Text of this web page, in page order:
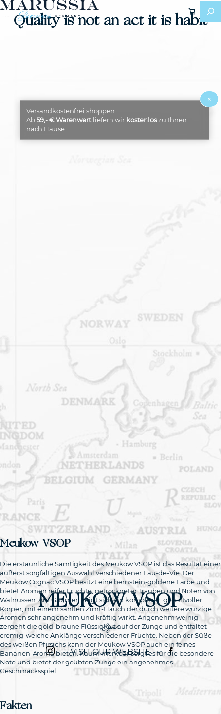
Versandkostenfrei shoppen
Ab59,- € Warenwertliefern wir kostenloszu Ihnen
nach Hause.
×
MEUKOW VSOP
Cognac
VISIT OUR WEBSITE
Quality is not an act it is habit
Meukow VSOP
Die erstaunliche Samtigkeit des Meukow VSOP ist das Resultat einer
äußerst sorgfältigen Auswahl verschiedener Eau-de-Vie. Der
Meukow Cognac VSOP besitzt eine bernstein-goldene Farbe und
bietet Aromen reifer Früchte, getrockneter Trauben und Noten von
Walnüssen. Am Gaumen zeigt sich ein komplexer, gehaltvoller
Körper, mit einem sanften Zimt-Hauch der durch weitere würzige
Aromen sehr angenehm und kräftig wirkt. Angenehm weinig
zergeht die gold-braune Flüssigkeit auf der Zunge und entfaltet
cremig-weiche Anklänge verschiedener Früchte. Neben der Süße
des weißen Pfirsichs kann der Meukow VSOP auch ein feines
Bananen-Aroma bieten. Kaum merkbar sorgt es für die besondere
Note und bietet der geübten Zunge ein angenehmes
Geschmacksspiel.
Fakten